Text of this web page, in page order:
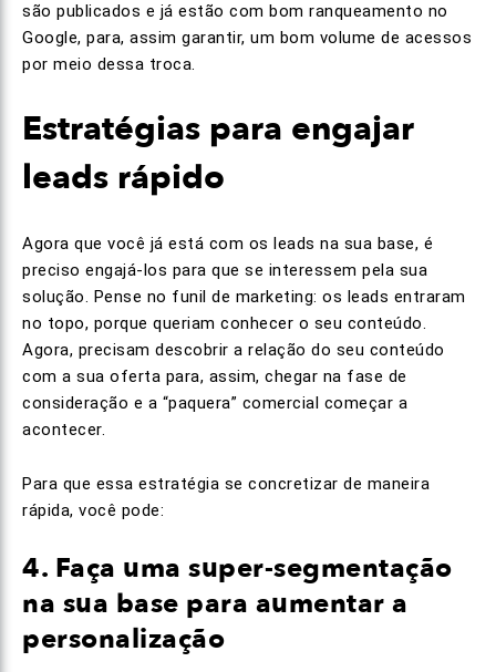
são publicados e já estão com bom ranqueamento no
Google, para, assim garantir, um bom volume de acessos
por meio dessa troca.
Estratégias para engajar
leads rápido
Agora que você já está com os leads na sua base, é
preciso engajá-los para que se interessem pela sua
solução. Pense no funil de marketing: os leads entraram
no topo, porque queriam conhecer o seu conteúdo.
Agora, precisam descobrir a relação do seu conteúdo
com a sua oferta para, assim, chegar na fase de
consideração e a “paquera” comercial começar a
acontecer.
Para que essa estratégia se concretizar de maneira
rápida, você pode:
4. Faça uma super-segmentação
na sua base para aumentar a
personalização